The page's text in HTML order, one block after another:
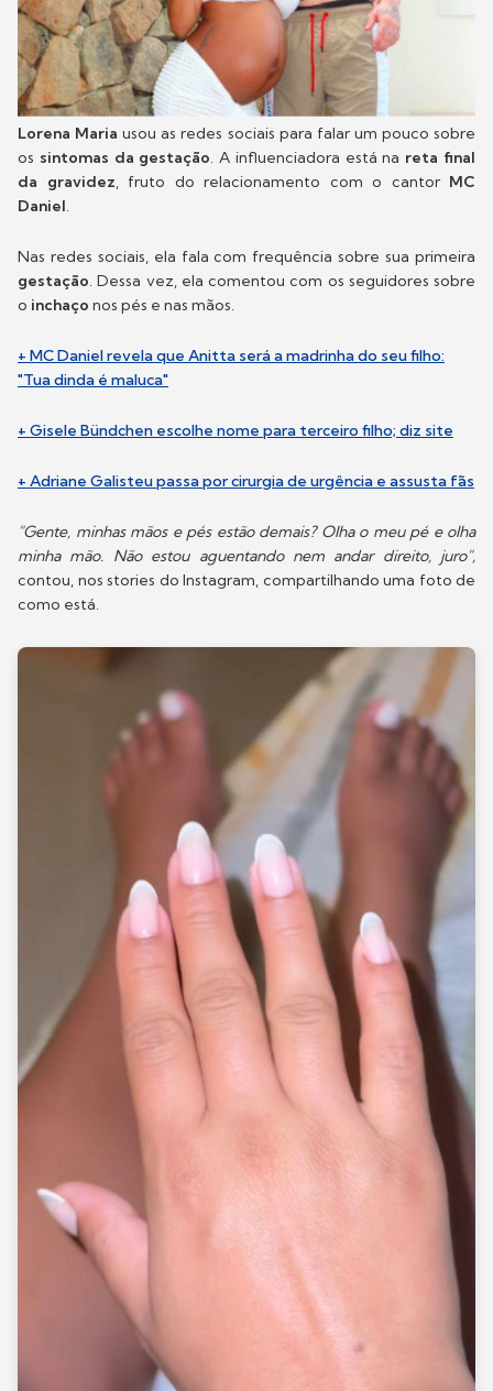
Lorena Maria usou as redes sociais para falar um pouco sobre
os sintomas da gestação. A influenciadora está na reta final
da gravidez, fruto do relacionamento com o cantor MC
Daniel.
Nas redes sociais, ela fala com frequência sobre sua primeira
gestação. Dessa vez, ela comentou com os seguidores sobre
o inchaço nos pés e nas mãos.
+ MC Daniel revela que Anitta será a madrinha do seu filho:
"Tua dinda é maluca"
+ Gisele Bündchen escolhe nome para terceiro filho; diz site
+ Adriane Galisteu passa por cirurgia de urgência e assusta fãs
"Gente, minhas mãos e pés estão demais? Olha o meu pé e olha
minha mão. Não estou aguentando nem andar direito, juro",
contou, nos stories do Instagram, compartilhando uma foto de
como está.